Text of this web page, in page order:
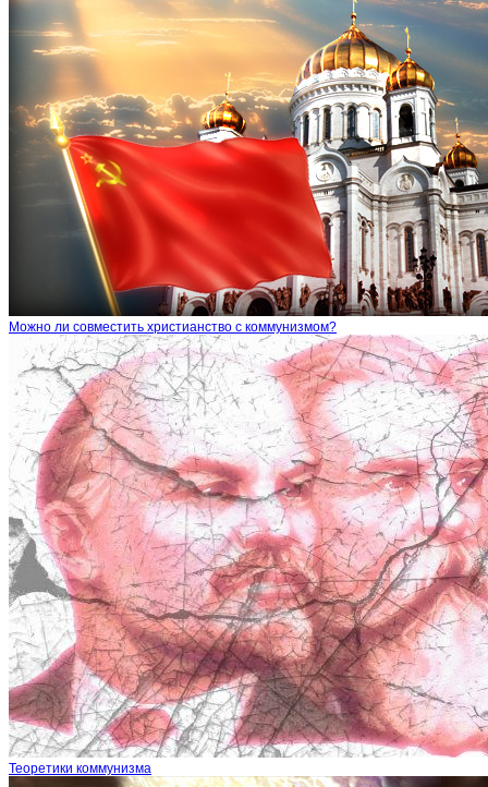
Можно ли совместить христианство с коммунизмом?
Теоретики коммунизма